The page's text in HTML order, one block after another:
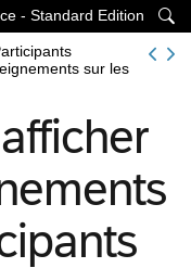

- Standard Edition
sur les